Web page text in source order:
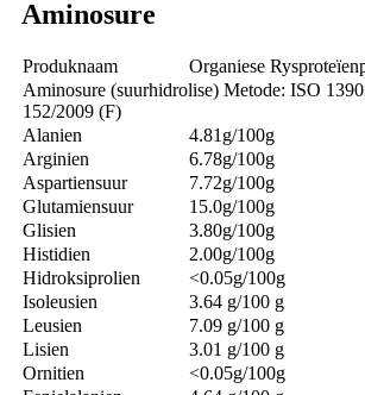
Aminosure
Produknaam
Organiese
Aminosure (suurhidrolise) Metode: ISO
152/2009 (F)
Alanien
4.81g/100g
Arginien
6.78g/100g
Aspartiensuur
7.72g/100g
Glutamiensuur
15.0g/100g
Glisien
3.80g/100g
Histidien
2.00g/100g
Hidroksiprolien
<0.05g/100g
Isoleusien
3.64 g/100 g
Leusien
7.09 g/100 g
Lisien
3.01 g/100 g
Ornitien
<0.05g/100g